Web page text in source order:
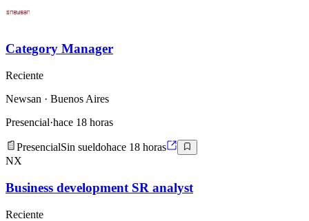
Category Manager
Reciente
Newsan · Buenos Aires
Presencial·hace 18 horas
PresencialSin sueldohace 18 horas
NX
Business development SR analyst
Reciente